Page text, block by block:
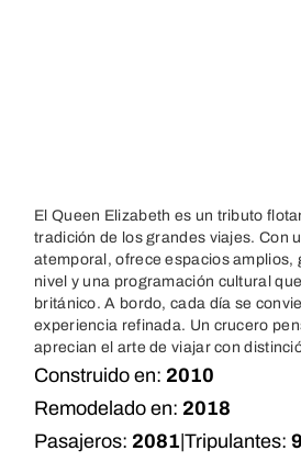
El Queen Elizabeth es un tributo
tradición de los grandes viajes. Con
atemporal, ofrece espacios amplios,
nivel y una programación cultural
británico. A bordo, cada día se
experiencia refinada. Un crucero
aprecian el arte de viajar con
Construido en: 2010
Remodelado en: 2018
Pasajeros: 2081 Tripulantes: